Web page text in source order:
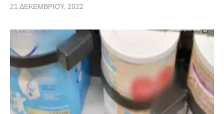
21 ΔΕΚΕΜΒΡΊΟΥ, 2022